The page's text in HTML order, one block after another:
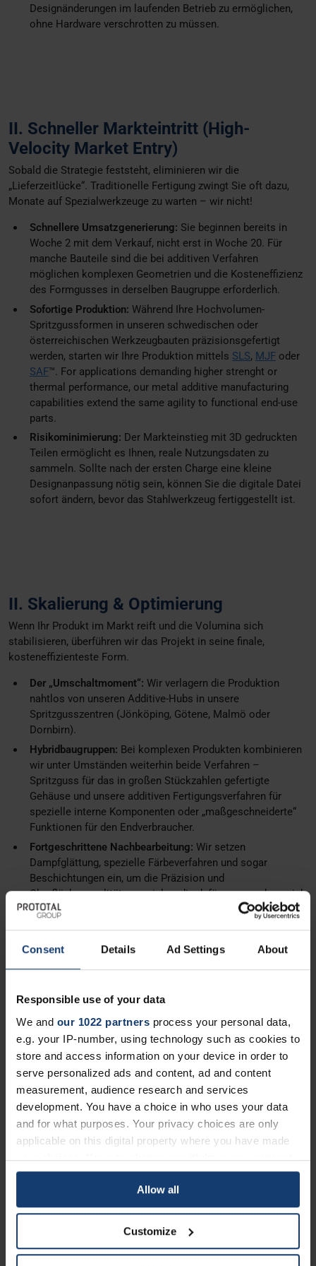
Consent Details Ad Settings About
Responsible use of your data
We and our 1022 partners process your personal data,
e.g. your IP-number, using technology such as cookies to
store and access information on your device in order to
serve personalized ads and content, ad and content
measurement, audience research and services
development. You have a choice in who uses your data
and for what purposes. Your privacy choices are only
applicable on this digital property where you have made
your choices. You can change or withdraw your consent
any time from the Cookie Declaration or by clicking on
If you allow, we would also like to:
Collect information about your geographical location
Allow all
Customize
Designänderungen im laufenden Betrieb zu ermöglichen,
ohne Hardware verschrotten zu müssen.
II. Schneller Markteintritt (High-
Velocity Market Entry)
Sobald die Strategie feststeht, eliminieren wir die
„Lieferzeitlücke“. Traditionelle Fertigung zwingt Sie oft dazu,
Monate auf Spezialwerkzeuge zu warten – wir nicht!
Schnellere Umsatzgenerierung: Sie beginnen bereits in
Woche 2 mit dem Verkauf, nicht erst in Woche 20. Für
manche Bauteile sind die bei additiven Verfahren
möglichen komplexen Geometrien und die Kosteneffizienz
des Formgusses in derselben Baugruppe erforderlich.
Sofortige Produktion: Während Ihre Hochvolumen-
Spritzgussformen in unseren schwedischen oder
österreichischen Werkzeugbauten präzisionsgefertigt
werden, starten wir Ihre Produktion mittels SLS, MJF oder
SAF™. For applications demanding higher strenght or
thermal performance, our metal additive manufacturing
capabilities extend the same agility to functional end-use
parts.
Risikominimierung: Der Markteinstieg mit 3D gedruckten
Teilen ermöglicht es Ihnen, reale Nutzungsdaten zu
sammeln. Sollte nach der ersten Charge eine kleine
Designanpassung nötig sein, können Sie die digitale Datei
sofort ändern, bevor das Stahlwerkzeug fertiggestellt ist.
II. Skalierung & Optimierung
Wenn Ihr Produkt im Markt reift und die Volumina sich
stabilisieren, überführen wir das Projekt in seine finale,
kosteneffizienteste Form.
Der „Umschaltmoment“: Wir verlagern die Produktion
nahtlos von unseren Additive-Hubs in unsere
Spritzgusszentren (Jönköping, Götene, Malmö oder
Dornbirn).
Hybridbaugruppen: Bei komplexen Produkten kombinieren
wir unter Umständen weiterhin beide Verfahren –
Spritzguss für das in großen Stückzahlen gefertigte
Gehäuse und unsere additiven Fertigungsverfahren für
spezielle interne Komponenten oder „maßgeschneiderte“
Funktionen für den Endverbraucher.
Fortgeschrittene Nachbearbeitung: Wir setzen
Dampfglättung, spezielle Färbeverfahren und sogar
Beschichtungen ein, um die Präzision und
Oberflächenqualität zu erzielen, die dafür sorgen, dass sich
3D-gedruckte Bauteile in der Endmontage nicht von
Industrieller 3D Druck
Spritzguss
Vakuumguss